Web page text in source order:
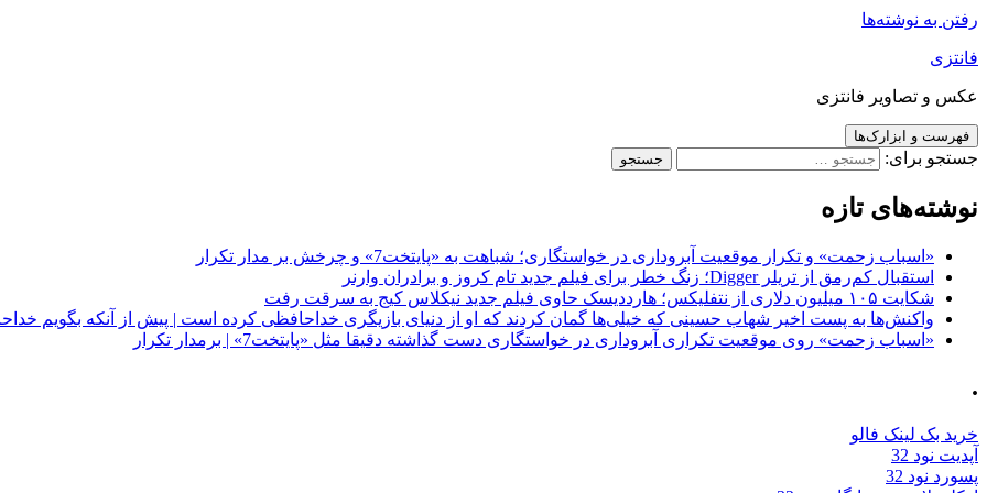
رفتن به نوشته‌ها
فانتزی
عکس و تصاویر فانتزی
فهرست و ابزارک‌ها
جستجو برای:
نوشته‌های تازه
«اسباب زحمت» و تکرار موقعیت آبروداری در خواستگاری؛ شباهت به «پایتخت7» و چرخش بر مدار تکرار
استقبال کم‌رمق از تریلر Digger؛ زنگ خطر برای فیلم جدید تام کروز و برادران وارنر
شکایت ۱۰۵ میلیون دلاری از نتفلیکس؛ هارددیسک حاوی فیلم جدید نیکلاس کیج به سرقت رفت
واکنش‌ها به پست اخیر شهاب حسینی که خیلی‌ها گمان کردند که او از دنیای بازیگری خداحافظی کرده است | پیش از آنکه بگویم
«اسباب زحمت» روی موقعیت تکراری آبروداری در خواستگاری دست گذاشته دقیقا مثل «پایتخت7» | برمدار تکرار
.
خرید بک لینک فالو
آپدیت نود 32
پسورد نود 32